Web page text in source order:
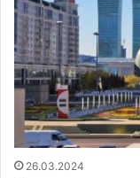
26.03.2024